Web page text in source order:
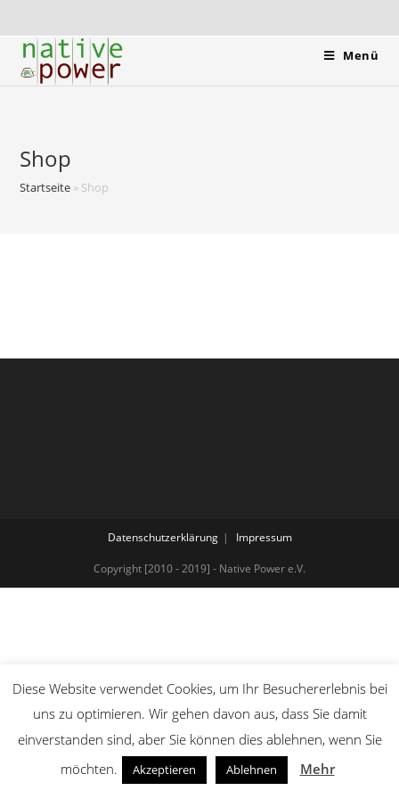
Menü
Shop
Startseite » Shop
Datenschutzerklärung Impressum
Copyright [2010 - 2019] - Native Power e.V.
Diese Website verwendet Cookies, um Ihr Besuchererlebnis bei
uns zu optimieren. Wir gehen davon aus, dass Sie damit
einverstanden sind, aber Sie können dies ablehnen, wenn Sie
möchten.
Akzeptieren Ablehnen Mehr